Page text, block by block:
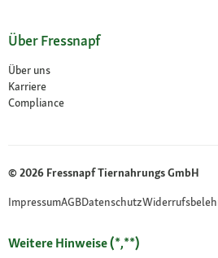
Über Fressnapf
Über uns
Karriere
Compliance
© 2026 Fressnapf Tiernahrungs GmbH
ImpressumAGBDatenschutz
Weitere Hinweise (*,**)